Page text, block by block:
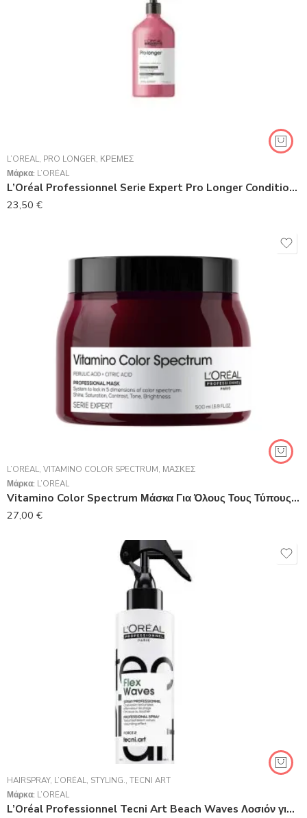
L’ORÉAL, PRO LONGER, ΚΡΈΜΕΣ
Μάρκα: L’ORÉAL
L’Oréal Professionnel Serie Expert Pro Longer Conditioner 750ml
23,50 €
L’ORÉAL, VITAMINO COLOR SPECTRUM, ΜΆΣΚΕΣ
Μάρκα: L’ORÉAL
Vitamino Color Spectrum Μάσκα Για Όλους Τους Τύπους Βαμμένων Μαλλιών 500 ml
27,00 €
HAIRSPRAY, L’ORÉAL, STYLING., TECNI ART
Μάρκα: L’ORÉAL
L’Oréal Professionnel Tecni Art Beach Waves Λοσιόν για Κυματιστά Μαλλιά 150ml